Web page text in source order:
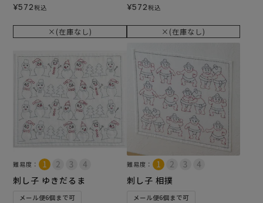
¥572税込
×(在庫なし)
¥572税込
×(在庫なし)
難易度：
刺し子 ゆきだるま
メール便6個まで可
難易度：
刺し子 相撲
メール便6個まで可